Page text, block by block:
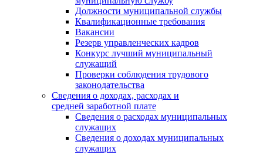
Должности муниципальной службы
Квалификационные требования
Вакансии
Резерв управленческих кадров
Конкурс лучший муниципальный
служащий
Проверки соблюдения трудового
законодательства
Сведения о доходах, расходах и
средней заработной плате
Сведения о расходах муниципальных
служащих
Сведения о доходах муниципальных
служащих